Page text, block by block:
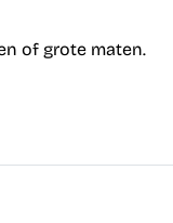
of grote maten.